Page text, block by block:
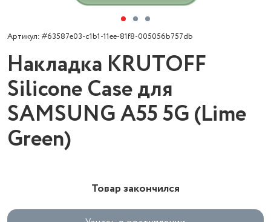
Артикул: #63587e03-c1b1-11ee-81f8-005056b757db
Накладка KRUTOFF
Silicone Case для
SAMSUNG A55 5G (Lime
Green)
Товар закончился